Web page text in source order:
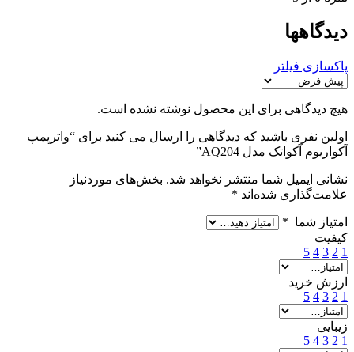
دیدگاهها
پاکسازی فیلتر
هیچ دیدگاهی برای این محصول نوشته نشده است.
اولین نفری باشید که دیدگاهی را ارسال می کنید برای “واترپمپ
آکواریوم آکواتک مدل AQ204”
نشانی ایمیل شما منتشر نخواهد شد. بخش‌های موردنیاز
علامت‌گذاری شده‌اند *
امتیاز شما *
کیفیت
1
2
3
4
5
ارزش خرید
1
2
3
4
5
زیبایی
1
2
3
4
5